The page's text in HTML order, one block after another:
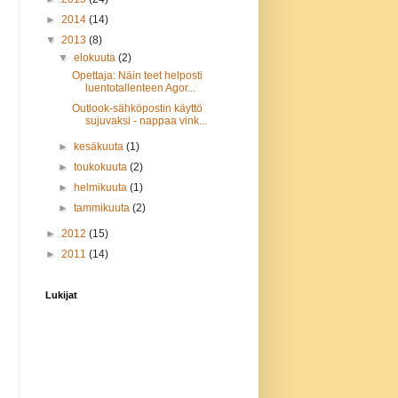
► 2014 (14)
▼ 2013 (8)
▼elokuuta(2)
Opettaja: Näin teet helposti
luentotallenteen Agor...
Outlook-sähköpostin käyttö
sujuvaksi - nappaa vink...
► kesäkuuta(1)
►toukokuuta(2)
►
helmikuuta(1)
►tammikuuta(2)
► 2012 (15)
► 2011 (14)
Lukijat